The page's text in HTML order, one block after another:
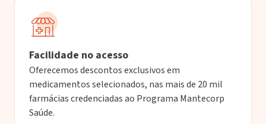
Facilidade no acesso
Oferecemos descontos exclusivos em
medicamentos selecionados, nas mais de 20 mil
farmácias credenciadas ao Programa Mantecorp
Saúde.